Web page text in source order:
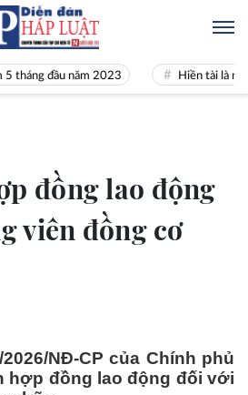
đầu năm 2023 Hiền tài là nguyên
đồng lao động
viên đồng cơ
NĐ-CP của Chính phủ
hợp đồng lao động đối với